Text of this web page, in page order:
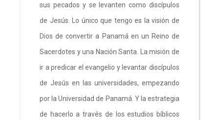
sus pecados y se levanten como discípulos
de Jesús. Lo único que tengo es la visión de
Dios de convertir a Panamá en un Reino de
Sacerdotes y una Nación Santa. La misión de
ir a predicar el evangelio y levantar discípulos
de Jesús en las universidades, empezando
por la Universidad de Panamá. Y la estrategia
de hacerlo a través de los estudios bíblicos